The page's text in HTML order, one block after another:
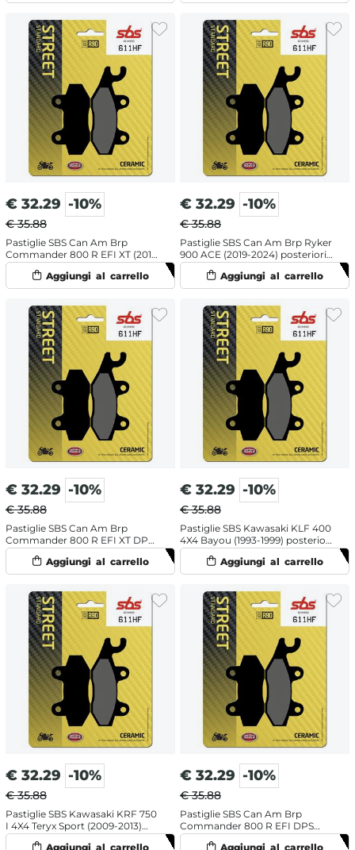
€ 32.29 -10%
€ 35.88
Pastiglie SBS Can Am Brp
Commander 800 R EFI XT (2011-
2012) posteriori destra
ceramiche
€ 32.29 -10%
€ 35.88
Pastiglie SBS Can Am Brp Ryker
900 ACE (2019-2024) posteriori
destra ceramiche
€ 32.29 -10%
€ 35.88
Pastiglie SBS Can Am Brp
Commander 800 R EFI XT DPS
(2013-2014) posteriori destra
ceramiche
€ 32.29 -10%
€ 35.88
Pastiglie SBS Kawasaki KLF 400
4X4 Bayou (1993-1999) posteriori
destra ceramiche
€ 32.29 -10%
€ 35.88
Pastiglie SBS Kawasaki KRF 750
I 4X4 Teryx Sport (2009-2013)
posteriori destra ceramiche
€ 32.29 -10%
€ 35.88
Pastiglie SBS Can Am Brp
Commander 800 R EFI DPS
(2013-2014) posteriori destra